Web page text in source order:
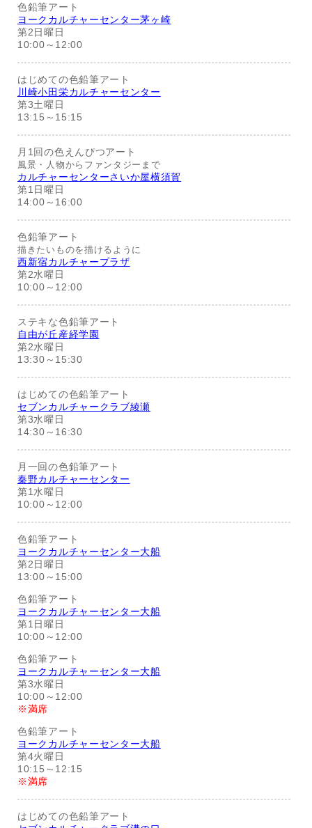
色鉛筆アート
ヨークカルチャーセンター茅ヶ崎
第2日曜日
10:00～12:00
はじめての色鉛筆アート
川崎小田栄カルチャーセンター
第3土曜日
13:15～15:15
月1回の色えんぴつアート
風景・人物からファンタジーまで
カルチャーセンターさいか屋横須賀
第1日曜日
14:00～16:00
色鉛筆アート
描きたいものを描けるように
西新宿カルチャープラザ
第2水曜日
10:00～12:00
ステキな色鉛筆アート
自由が丘産経学園
第2水曜日
13:30～15:30
はじめての色鉛筆アート
セブンカルチャークラブ綾瀬
第3水曜日
14:30～16:30
月一回の色鉛筆アート
秦野カルチャーセンター
第1水曜日
10:00～12:00
色鉛筆アート
ヨークカルチャーセンター大船
第2日曜日
13:00～15:00
色鉛筆アート
ヨークカルチャーセンター大船
第1日曜日
10:00～12:00
色鉛筆アート
ヨークカルチャーセンター大船
第3水曜日
10:00～12:00
※満席
色鉛筆アート
ヨークカルチャーセンター大船
第4火曜日
10:15～12:15
※満席
はじめての色鉛筆アート